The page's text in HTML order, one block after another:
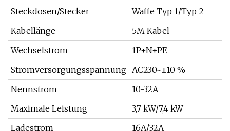
Steckdosen/Stecker
Waffe Typ 1/Typ 2
Kabellänge
5M Kabel
Wechselstrom
1P+N+PE
Stromversorgungsspannung AC230~±10 %
Nennstrom
10-32A
Maximale Leistung
3,7 kW/7,4 kW
Ladestrom
16A/32A